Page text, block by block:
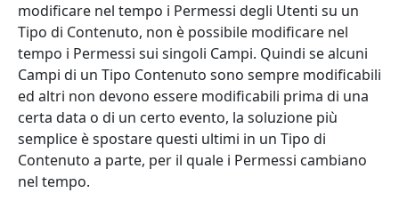
modificare nel tempo i Permessi degli Utenti su un
Tipo di Contenuto, non è possibile modificare nel
tempo i Permessi sui singoli Campi. Quindi se alcuni
Campi di un Tipo Contenuto sono sempre modificabili
ed altri non devono essere modificabili prima di una
certa data o di un certo evento, la soluzione più
semplice è spostare questi ultimi in un Tipo di
Contenuto a parte, per il quale i Permessi cambiano
nel tempo.